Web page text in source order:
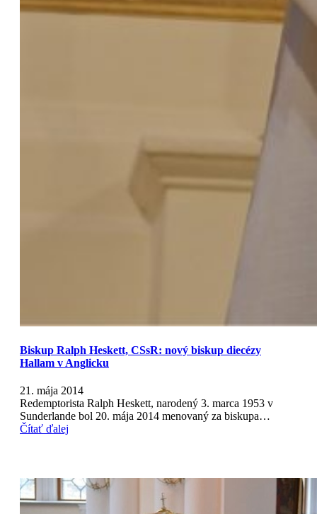
Biskup Ralph Heskett, CSsR: nový biskup diecézy
Hallam v Anglicku
21. mája 2014
Redemptorista Ralph Heskett, narodený 3. marca 1953 v
Sunderlande bol 20. mája 2014 menovaný za biskupa…
Čítať ďalej